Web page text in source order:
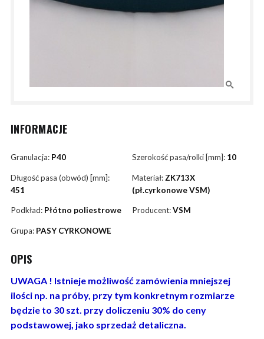
INFORMACJE
Granulacja: P40 Szerokość pasa/rolki [mm]: 10
Długość pasa (obwód) [mm]:
451
Materiał: ZK713X
(pł.cyrkonowe VSM)
Podkład: Płótno poliestrowe Producent:VSM
Grupa: PASY CYRKONOWE
OPIS
UWAGA ! Istnieje możliwość zamówienia mniejszej
ilości np. na próby, przy tym konkretnym rozmiarze
będzie to 30 szt. przy doliczeniu 30% do ceny
podstawowej, jako sprzedaż detaliczna.